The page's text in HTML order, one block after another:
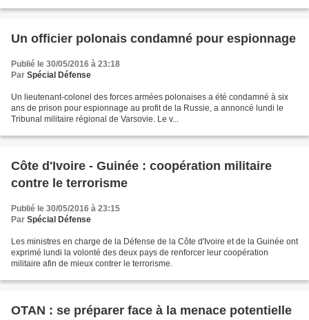
Un officier polonais condamné pour espionnage
Publié le 30/05/2016 à 23:18
Par Spécial Défense
Un lieutenant-colonel des forces armées polonaises a été condamné à six
ans de prison pour espionnage au profit de la Russie, a annoncé lundi le
Tribunal militaire régional de Varsovie. Le v...
Côte d'Ivoire - Guinée : coopération militaire
contre le terrorisme
Publié le 30/05/2016 à 23:15
Par Spécial Défense
Les ministres en charge de la Défense de la Côte d'Ivoire et de la Guinée ont
exprimé lundi la volonté des deux pays de renforcer leur coopération
militaire afin de mieux contrer le terrorisme.
OTAN : se préparer face à la menace potentielle